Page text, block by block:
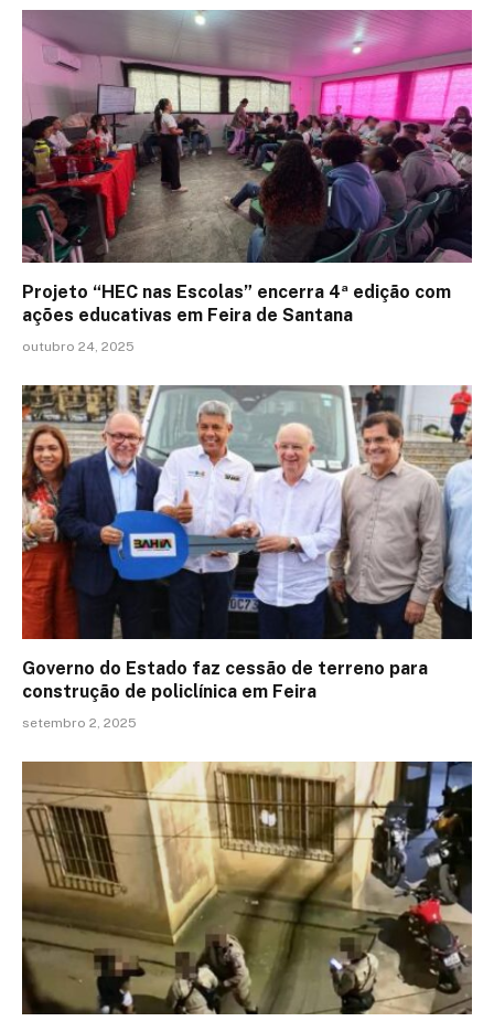
Projeto “HEC nas Escolas” encerra 4ª edição com
ações educativas em Feira de Santana
outubro 24, 2025
Governo do Estado faz cessão de terreno para
construção de policlínica em Feira
setembro 2, 2025